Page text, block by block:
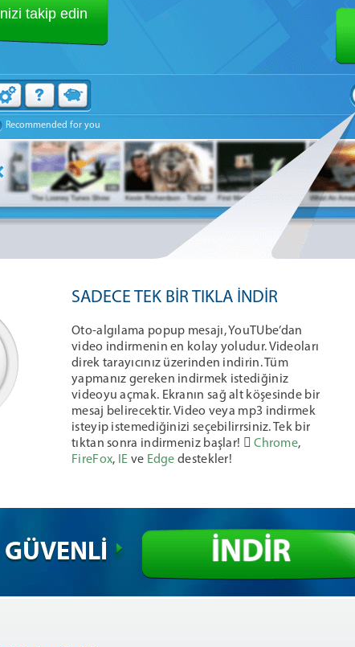
Recommended for you
takip edin
SADECE TEK BİR TIKLA İNDİR
Oto-algılama popup mesajı, YouTUbe’dan
video indirmenin en kolay yoludur. Videoları
direk tarayıcınız üzerinden indirin. Tüm
yapmanız gereken indirmek istediğiniz
videoyu açmak. Ekranın sağ alt köşesinde bir
mesaj belirecektir. Video veya mp3 indirmek
isteyip istemediğinizi seçebilirrsiniz. Tek bir
tıktan sonra indirmeniz başlar! Chrome,
FireFox, IE ve Edge destekler!
GÜVENLİ İNDİR